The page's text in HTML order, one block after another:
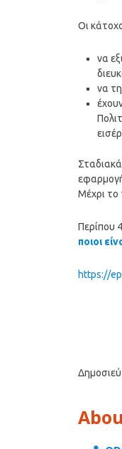
Οι
να
να
Μέχρι το
Περίπου
ποιοι
https://